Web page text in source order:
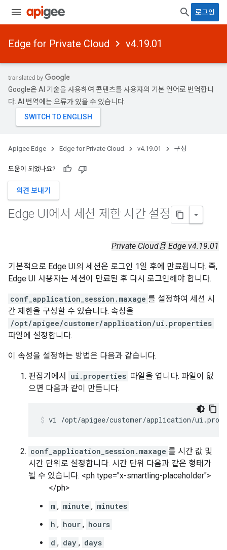
로그인
Edge for Private Cloud v4.19.01
Google은 AI 기술을 사용하여 콘텐츠를 사용자의 기본 언어로 번역합니
다. AI 번역에는 오류가 있을 수 있습니다.
Apigee Edge Edge for Private Cloud v4.19.01 구성
도움이 되었나요?
의견 보내기
Edge UI에서 세션 제한 시간 설정
Private Cloud용 Edge v4.19.01
기본적으로 Edge UI의 세션은 로그인 1일 후에 만료됩니다. 즉,
Edge UI 사용자는 세션이 만료된 후 다시 로그인해야 합니다.
conf_application_session.maxage 를 설정하여 세션 시
간 제한을 구성할 수 있습니다. 속성을
/opt/apigee/customer/application/ui.properties
파일에 설정합니다.
이 속성을 설정하는 방법은 다음과 같습니다.
편집기에서 ui.properties 파일을 엽니다. 파일이 없
으면 다음과 같이 만듭니다.
vi /opt/apigee/customer/application/
conf_application_session.maxage 를 시간 값 및
시간 단위로 설정합니다. 시간 단위 다음과 같은 형태가
될 수 있습니다. <ph type="x-smartling-placeholder">
</ph>
m , minute , minutes
h , hour , hours
d , day , days